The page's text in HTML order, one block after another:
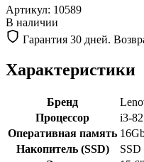
Артикул: 10589
В наличии
Гарантия 30 дней.
Характеристики
Бренд
Процессор
i3-
Оперативная память
Накопитель (SSD)
SSD